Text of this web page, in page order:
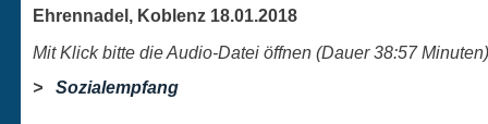
Ehrennadel, Koblenz 18.01.2018
Mit Klick bitte die Audio-Datei öffnen (Dauer 38:57Minuten)
> Sozialempfang